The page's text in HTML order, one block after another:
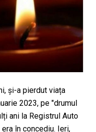
mergea
cu
Boboteaza!
şi-a pierdut viața
2023, pe "drumul
ani la Registrul Auto
în concediu. Ieri,